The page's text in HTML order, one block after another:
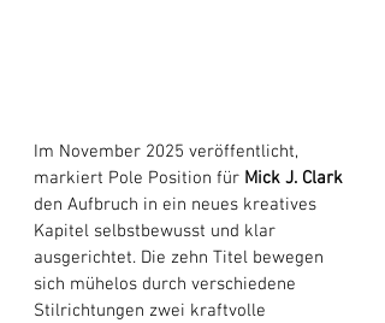
Im November 2025 veröffentlicht,
markiert Pole Position für Mick J. Clark
den Aufbruch in ein neues kreatives
Kapitel selbstbewusst und klar
ausgerichtet. Die zehn Titel bewegen
sich mühelos durch verschiedene
Stilrichtungen zwei kraftvolle